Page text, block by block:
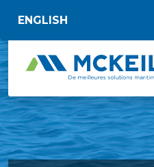
ENGLISH